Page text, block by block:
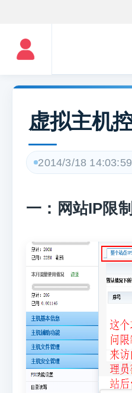
虚拟主机
2014/3/18 14:03:59
一：网站IP限制